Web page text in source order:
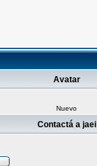
Avatar
Nuevo
Contactá a jaei